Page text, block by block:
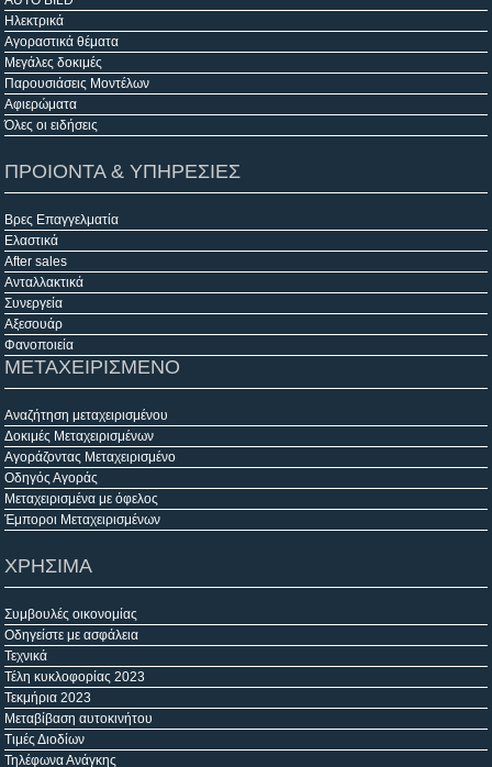
Ηλεκτρικά
Αγοραστικά θέματα
Μεγάλες δοκιμές
Παρουσιάσεις Μοντέλων
Αφιερώματα
Όλες οι ειδήσεις
ΠΡΟΙΟΝΤΑ & ΥΠΗΡΕΣΙΕΣ
Βρες Επαγγελματία
Ελαστικά
After sales
Ανταλλακτικά
Συνεργεία
Αξεσουάρ
Φανοποιεία
ΜΕΤΑΧΕΙΡΙΣΜΕΝΟ
Αναζήτηση μεταχειρισμένου
Δοκιμές Μεταχειρισμένων
Αγοράζοντας Μεταχειρισμένο
Οδηγός Αγοράς
Μεταχειρισμένα με όφελος
Έμποροι Μεταχειρισμένων
ΧΡΗΣΙΜΑ
Συμβουλές οικονομίας
Οδηγείστε με ασφάλεια
Τεχνικά
Τέλη κυκλοφορίας 2023
Τεκμήρια 2023
Μεταβίβαση αυτοκινήτου
Τιμές Διοδίων
Τηλέφωνα Ανάγκης